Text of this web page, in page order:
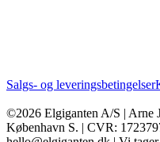
Salgs- og leveringsbetingelser
©2026 Elgiganten A/S | Arne
København S. | CVR: